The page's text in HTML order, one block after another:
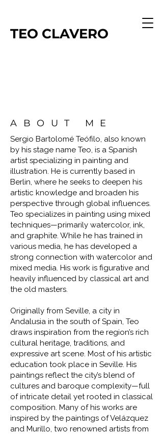
TEO CLAVERO
ABOUT ME
Sergio Bartolomé Teófilo, also known
by his stage name Teo, is a Spanish
artist specializing in painting and
illustration. He is currently based in
Berlin, where he seeks to deepen his
artistic knowledge and broaden his
perspective through global influences.
Teo specializes in painting using mixed
techniques—primarily watercolor, ink,
and graphite. While he has trained in
various media, he has developed a
strong connection with watercolor and
mixed media. His work is figurative and
heavily influenced by classical art and
the old masters.
Originally from Seville, a city in
Andalusia in the south of Spain, Teo
draws inspiration from the region’s rich
cultural heritage, traditions, and
expressive art scene. Most of his artistic
education took place in Seville. His
paintings reflect the city’s blend of
cultures and baroque complexity—full
of intricate detail yet rooted in classical
composition. Many of his works are
inspired by the paintings of Velázquez
and Murillo, two renowned artists from